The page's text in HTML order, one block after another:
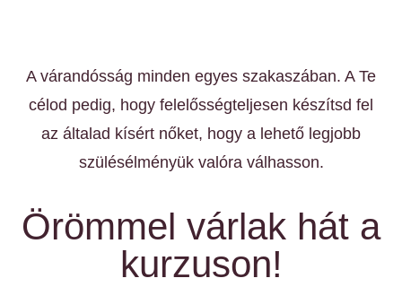
A várandósság minden egyes szakaszában. A Te
célod pedig, hogy felelősségteljesen készítsd fel
az általad kísért nőket, hogy a lehető legjobb
szülésélményük valóra válhasson.
Örömmel várlak hát a
kurzuson!